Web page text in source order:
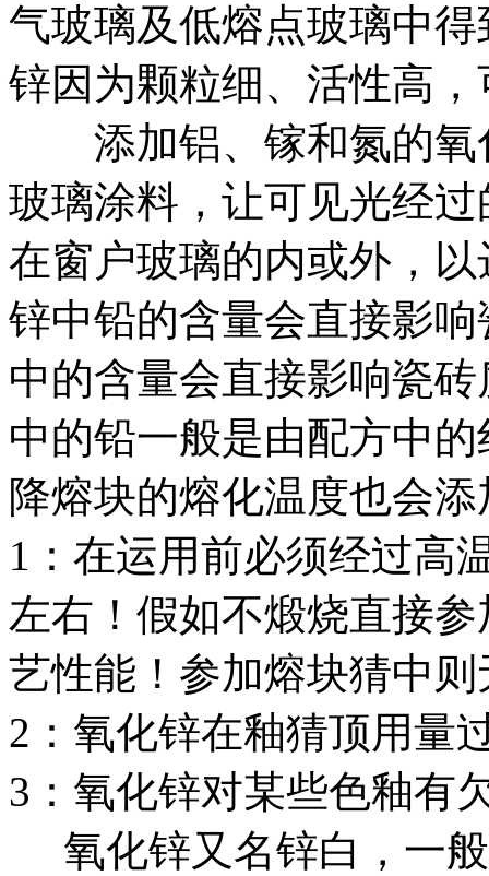
气玻璃及低熔点玻璃
锌因为颗粒细、活性高
添加铝、镓和氮的氧
玻璃涂料，让可见光经
在窗户玻璃的内或外，
锌中铅的含量会直接影
中的含量会直接影响瓷
中的铅一般是由配方中
降熔块的熔化温度也会添
1：在运用前必须经过高
左右！假如不煅烧直接
艺性能！参加熔块猜中
2：氧化锌在釉猜顶用量
3：氧化锌对某些色釉有
氧化锌又名锌白，一